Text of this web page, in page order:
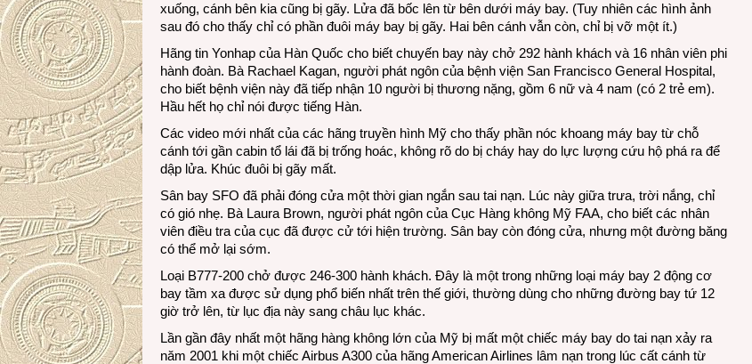
xuống, cánh bên kia cũng bị gãy. Lửa đã bốc lên từ bên dưới máy bay. (Tuy nhiên các hình ảnh
sau đó cho thấy chỉ có phần đuôi máy bay bị gãy. Hai bên cánh vẫn còn, chỉ bị vỡ một ít.)
Hãng tin Yonhap của Hàn Quốc cho biết chuyến bay này chở 292 hành khách và 16 nhân viên phi
hành đoàn. Bà Rachael Kagan, người phát ngôn của bệnh viện San Francisco General Hospital,
cho biết bệnh viện này đã tiếp nhận 10 người bị thương nặng, gồm 6 nữ và 4 nam (có 2 trẻ em).
Hầu hết họ chỉ nói được tiếng Hàn.
Các video mới nhất của các hãng truyền hình Mỹ cho thấy phần nóc khoang máy bay từ chỗ
cánh tới gần cabin tổ lái đã bị trống hoác, không rõ do bị cháy hay do lực lượng cứu hộ phá ra để
dập lửa. Khúc đuôi bị gãy mất.
Sân bay SFO đã phải đóng cửa một thời gian ngắn sau tai nạn. Lúc này giữa trưa, trời nắng, chỉ
có gió nhẹ. Bà Laura Brown, người phát ngôn của Cục Hàng không Mỹ FAA, cho biết các nhân
viên điều tra của cục đã được cử tới hiện trường. Sân bay còn đóng cửa, nhưng một đường băng
có thể mở lại sớm.
Loại B777-200 chở được 246-300 hành khách. Đây là một trong những loại máy bay 2 động cơ
bay tầm xa được sử dụng phổ biến nhất trên thế giới, thường dùng cho những đường bay tứ 12
giờ trở lên, từ lục địa này sang châu lục khác.
Lần gần đây nhất một hãng hàng không lớn của Mỹ bị mất một chiếc máy bay do tai nạn xảy ra
năm 2001 khi một chiếc Airbus A300 của hãng American Airlines lâm nạn trong lúc cất cánh từ